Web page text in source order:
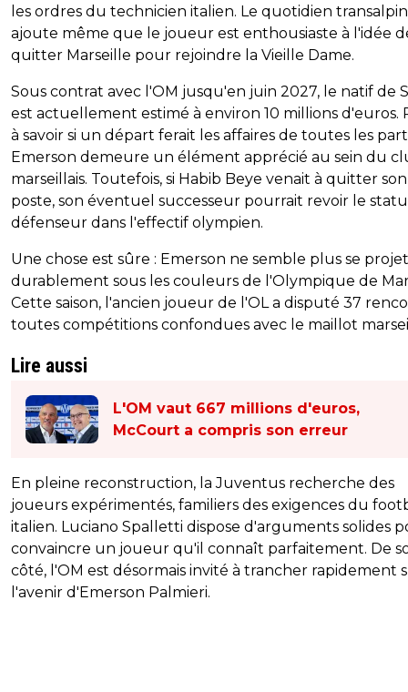
les ordres du technicien italien. Le quotidien transalpin
ajoute même que le joueur est enthousiaste à l'idée
quitter Marseille pour rejoindre la Vieille Dame.
Sous contrat avec l'OM jusqu'en juin 2027, le natif de
est actuellement estimé à environ 10 millions d'euros.
à savoir si un départ ferait les affaires de toutes les
Emerson demeure un élément apprécié au sein du
marseillais. Toutefois, si Habib Beye venait à quitter son
poste, son éventuel successeur pourrait revoir le
défenseur dans l'effectif olympien.
Une chose est sûre : Emerson ne semble plus se
durablement sous les couleurs de l'Olympique de
Cette saison, l'ancien joueur de l'OL a disputé 37
toutes compétitions confondues avec le maillot
Lire aussi
L'OM vaut 667 millions d'euros,
McCourt a compris son erreur
En pleine reconstruction, la Juventus recherche des
joueurs expérimentés, familiers des exigences du
italien. Luciano Spalletti dispose d'arguments solides
convaincre un joueur qu'il connaît parfaitement. De
côté, l'OM est désormais invité à trancher rapidement
l'avenir d'Emerson Palmieri.